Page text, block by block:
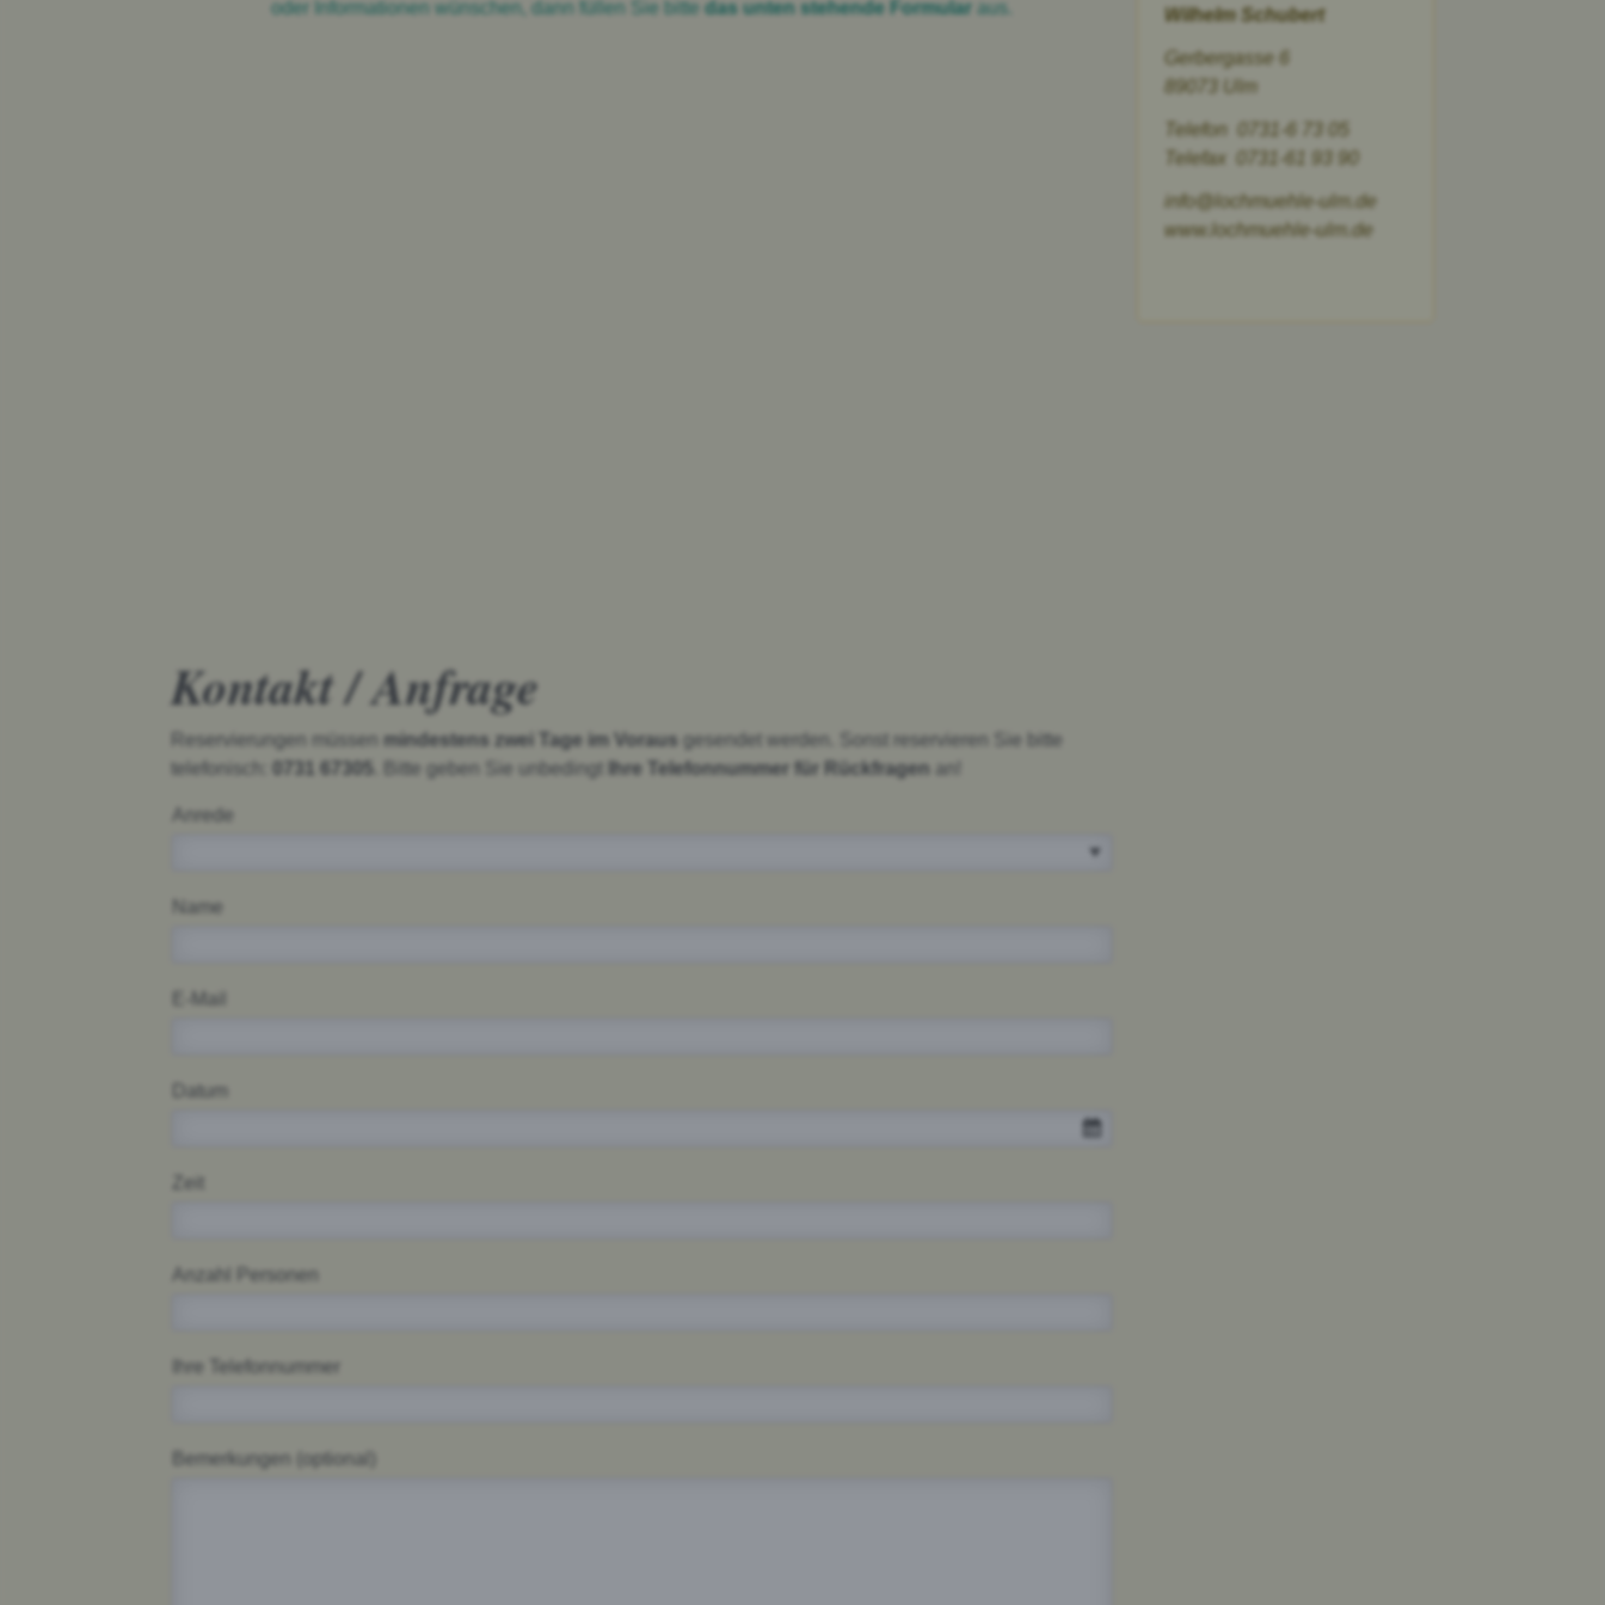
oder Informationen wünschen, dann füllen Sie bittedas unten stehende Formular aus.
Kontakt / Anfrage
Reservierungen müssen mindestens zwei Tage im Voraus gesendet werden. Sonst reservieren Sie bitte
telefonisch:
. Bitte geben Sie unbedingt Ihre Telefonnummer für Rückfragen an!
Anrede
Name
E-Mail
Datum
Zeit
Anzahl Personen
Ihre Telefonnummer
Bemerkungen (optional)
WilhelmSchubert
Gerbergasse 6
89073 Ulm
Telefon 0731-6 73 05
Telefax 0731-61 93 90
info@lochmuehle-ulm.de
www.lochmuehle-ulm.de